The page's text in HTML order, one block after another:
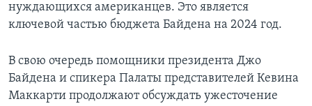
нуждающихся американцев. Это является
ключевой частью бюджета Байдена на 2024 год.
В свою очередь помощники президента Джо
Байдена и спикера Палаты представителей Кевина
Маккарти продолжают обсуждать ужесточение